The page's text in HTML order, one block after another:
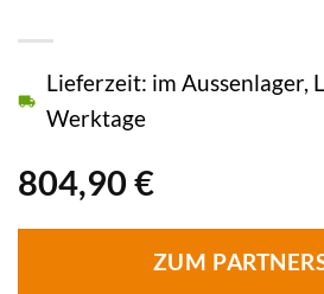
804,90 €
Lieferzeit: im Aussenlager,
Werktage
ZUM